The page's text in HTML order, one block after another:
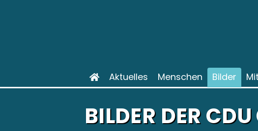
Aktuelles Menschen Bilder
BILDER DER